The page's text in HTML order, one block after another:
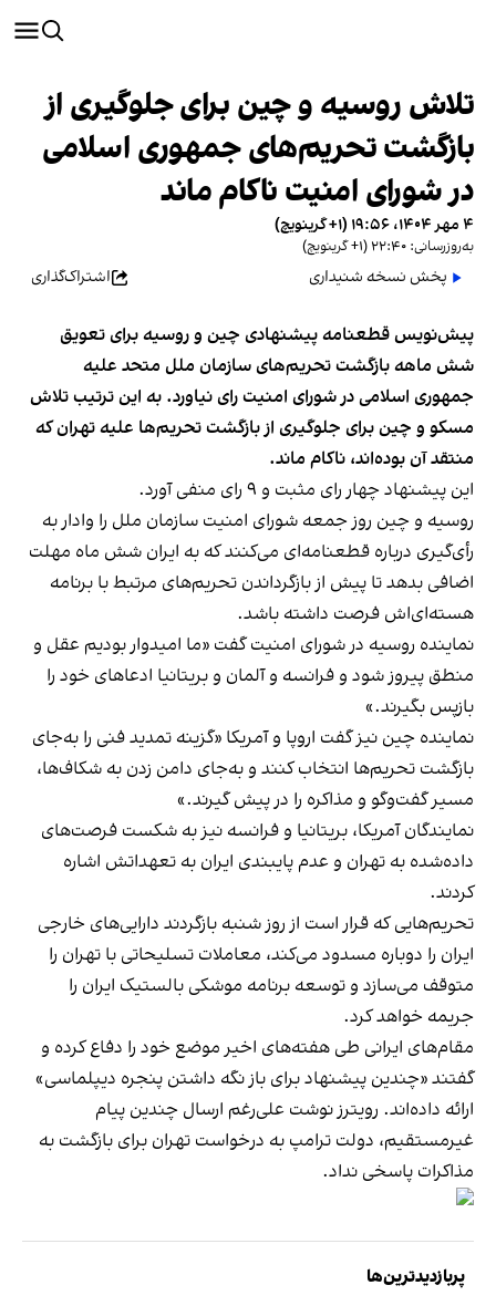
تلاش روسیه و چین برای جلوگیری از
بازگشت تحریم‌های جمهوری اسلامی
در شورای امنیت ناکام ماند
۴ مهر ۱۴۰۴، ۱۹:۵۶ (‎+۱ گرینویچ)
به‌روزرسانی: ۲۲:۴۰ (‎+۱ گرینویچ)
پخش نسخه شنیداری اشتراک‌گذاری
پیش‌نویس قطعنامه پیشنهادی چین و روسیه برای تعویق
شش ماهه بازگشت تحریم‌های سازمان ملل متحد علیه
جمهوری اسلامی در شورای امنیت رای نیاورد. به این ترتیب تلاش
مسکو و چین برای جلوگیری از بازگشت تحریم‌ها علیه تهران که
منتقد آن بوده‌اند، ناکام ماند.
این پیشنهاد چهار رای مثبت و ۹ رای منفی آورد.
روسیه و چین روز جمعه شورای امنیت سازمان ملل را وادار به
رأی‌گیری درباره قطعنامه‌ای می‌کنند که به ایران شش ماه مهلت
اضافی بدهد تا پیش از بازگرداندن تحریم‌های مرتبط با برنامه
هسته‌ای‌اش فرصت داشته باشد.
نماینده روسیه در شورای امنیت گفت «ما امیدوار بودیم عقل و
منطق پیروز شود و فرانسه و آلمان و بریتانیا ادعاهای خود را
بازپس بگیرند.»
نماینده چین نیز گفت اروپا و آمریکا «گزینه تمدید فنی را به‌جای
بازگشت تحریم‌ها انتخاب کنند و به‌جای دامن زدن به شکاف‌ها،
مسیر گفت‌وگو و مذاکره را در پیش گیرند.»
نمایندگان آمریکا،‌ بریتانیا و فرانسه نیز به شکست فرصت‌های
داده‌شده به تهران و عدم پایبندی ایران به تعهداتش اشاره
کردند.
تحریم‌هایی که قرار است از روز شنبه بازگردند دارایی‌های خارجی
ایران را دوباره مسدود می‌کند، معاملات تسلیحاتی با تهران را
متوقف می‌سازد و توسعه برنامه موشکی بالستیک ایران را
جریمه خواهد کرد.
مقام‌های ایرانی طی هفته‌های اخیر موضع خود را دفاع کرده و
گفتند «چندین پیشنهاد برای باز نگه داشتن پنجره دیپلماسی»
ارائه داده‌اند. رویترز نوشت علی‌رغم ارسال چندین پیام
غیرمستقیم، دولت ترامپ به درخواست تهران برای بازگشت به
مذاکرات پاسخی نداد.
پربازدیدترین‌ها